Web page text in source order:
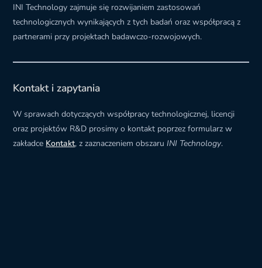
INI Technology zajmuje się rozwijaniem zastosowań
technologicznych wynikających z tych badań oraz współpracą z
partnerami przy projektach badawczo-rozwojowych.
Kontakt i zapytania
W sprawach dotyczących współpracy technologicznej, licencji
oraz projektów R&D prosimy o kontakt poprzez formularz w
zakładce Kontakt, z zaznaczeniem obszaruINI Technology.